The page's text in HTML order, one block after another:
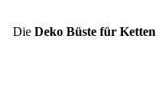
Die Deko Büste für Ketten